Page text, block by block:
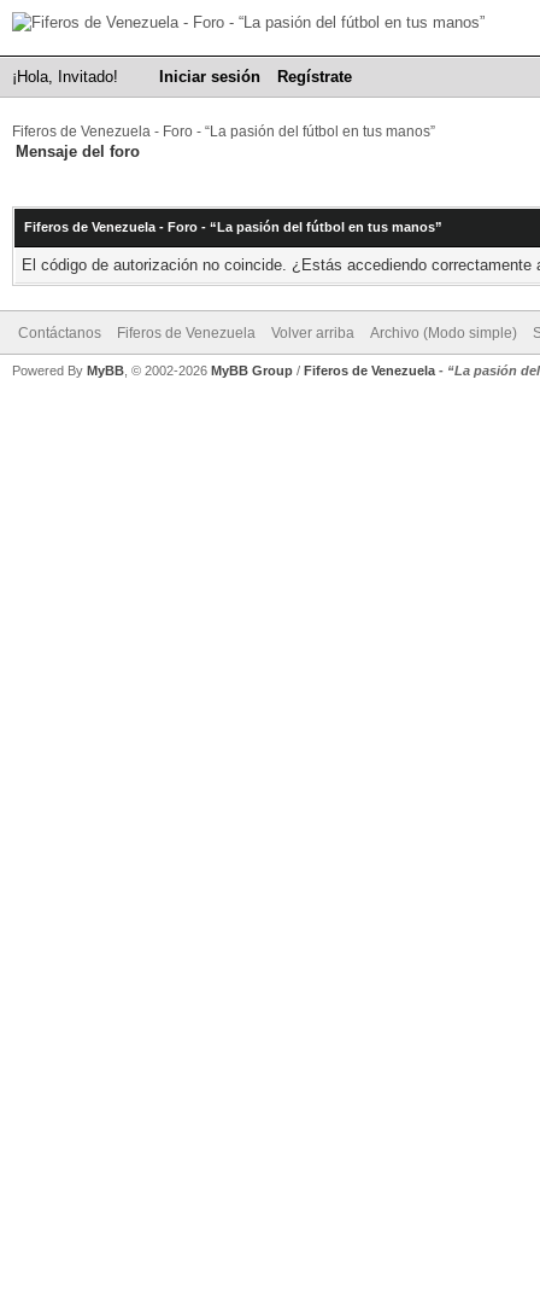
¡Hola, Invitado! Iniciar sesión Regístrate
Fiferos de Venezuela - Foro - “La pasión del fútbol en tus manos”
Mensaje del foro
Fiferos de Venezuela - Foro - “La pasión del fútbol en tus manos”
El código de autorización no coincide. ¿Estás accediendo
Contáctanos Fiferos de Venezuela Volver arriba Archivo (Modo simple)
Powered By MyBB , © 2002-2026 MyBB Group / Fiferos de Venezuela - “La pasión